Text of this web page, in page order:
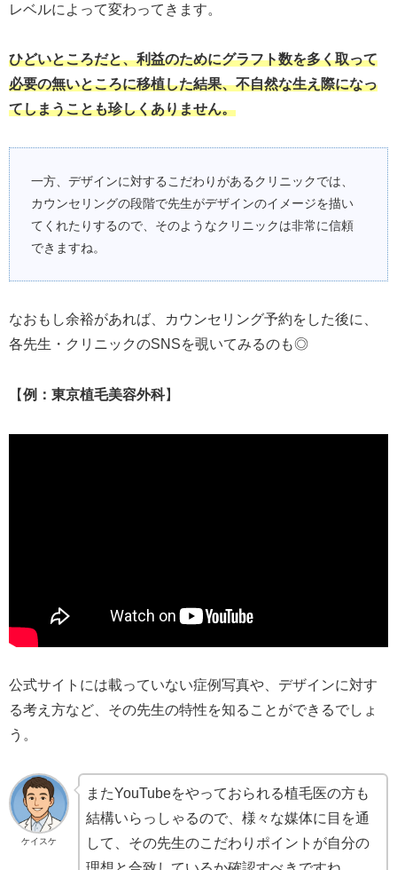
レベルによって変わってきます。
ひどいところだと、利益のためにグラフト数を多く取って
必要の無いところに移植した結果、不自然な生え際になっ
てしまうことも珍しくありません。
一方、デザインに対するこだわりがあるクリニックでは、
カウンセリングの段階で先生がデザインのイメージを描い
てくれたりするので、そのようなクリニックは非常に信頼
できますね。
なおもし余裕があれば、カウンセリング予約をした後に、
各先生・クリニックのSNSを覗いてみるのも◎
【例：東京植毛美容外科】
公式サイトには載っていない症例写真や、デザインに対す
る考え方など、その先生の特性を知ることができるでしょ
う。
ケイスケ
またYouTubeをやっておられる植毛医の方も
結構いらっしゃるので、様々な媒体に目を通
して、その先生のこだわりポイントが自分の